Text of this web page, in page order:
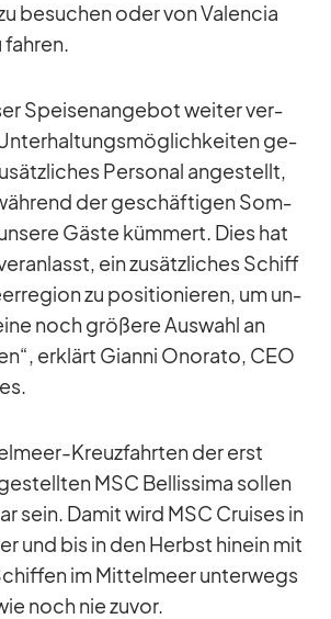
be­su­chen oder von Va­len­cia
fah­ren.
Spei­sen­an­ge­bot wei­ter ver­
ge­
Per­so­nal an­ge­stellt,
der ge­schäf­ti­gen Som­
Gäste küm­mert. Dies hat
ein zu­sätz­li­ches Schiff
zu po­si­tio­nie­ren, um un­
noch grö­ßere Aus­wahl an
er­klärt Gi­anni Ono­rato, CEO
Kreuz­fahr­ten der erst
MSC Bel­lis­sima sol­len
sein. Da­mit wird MSC Crui­ses in
und bis in den Herbst hin­ein mit
im Mit­tel­meer un­ter­wegs
noch nie zu­vor.